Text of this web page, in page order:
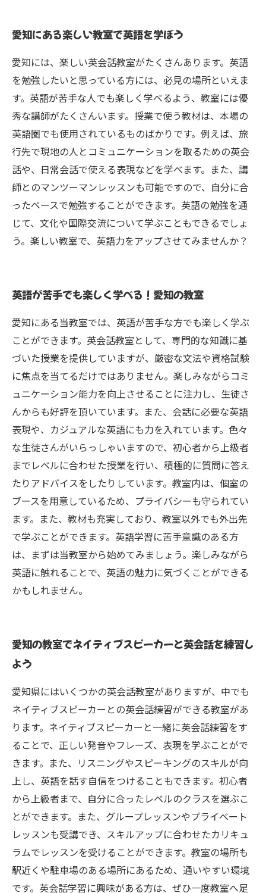
愛知にある楽しい教室で英語を学ぼう
愛知には、楽しい英会話教室がたくさんあります。英語
を勉強したいと思っている方には、必見の場所といえま
す。英語が苦手な人でも楽しく学べるよう、教室には優
秀な講師がたくさんいます。授業で使う教材は、本場の
英語圏でも使用されているものばかりです。例えば、旅
行先で現地の人とコミュニケーションを取るための英会
話や、日常会話で使える表現などを学べます。また、講
師とのマンツーマンレッスンも可能ですので、自分に合
ったペースで勉強することができます。英語の勉強を通
じて、文化や国際交流について学ぶこともできるでしょ
う。楽しい教室で、英語力をアップさせてみませんか？
英語が苦手でも楽しく学べる！愛知の教室
愛知にある当教室では、英語が苦手な方でも楽しく学ぶ
ことができます。英会話教室として、専門的な知識に基
づいた授業を提供していますが、厳密な文法や資格試験
に焦点を当てるだけではありません。楽しみながらコミ
ュニケーション能力を向上させることに注力し、生徒さ
んからも好評を頂いています。また、会話に必要な英語
表現や、カジュアルな英語にも力を入れています。色々
な生徒さんがいらっしゃいますので、初心者から上級者
までレベルに合わせた授業を行い、積極的に質問に答え
たりアドバイスをしたりしています。教室内は、個室の
ブースを用意しているため、プライバシーも守られてい
ます。また、教材も充実しており、教室以外でも外出先
で学ぶことができます。英語学習に苦手意識のある方
は、まずは当教室から始めてみましょう。楽しみながら
英語に触れることで、英語の魅力に気づくことができる
かもしれません。
愛知の教室でネイティブスピーカーと英会話を練習し
よう
愛知県にはいくつかの英会話教室がありますが、中でも
ネイティブスピーカーとの英会話練習ができる教室があ
ります。ネイティブスピーカーと一緒に英会話練習をす
ることで、正しい発音やフレーズ、表現を学ぶことがで
きます。また、リスニングやスピーキングのスキルが向
上し、英語を話す自信をつけることもできます。初心者
から上級者まで、自分に合ったレベルのクラスを選ぶこ
とができます。また、グループレッスンやプライベート
レッスンも受講でき、スキルアップに合わせたカリキュ
ラムでレッスンを受けることができます。教室の場所も
駅近くや駐車場のある場所にあるため、通いやすい環境
です。英会話学習に興味がある方は、ぜひ一度教室へ足